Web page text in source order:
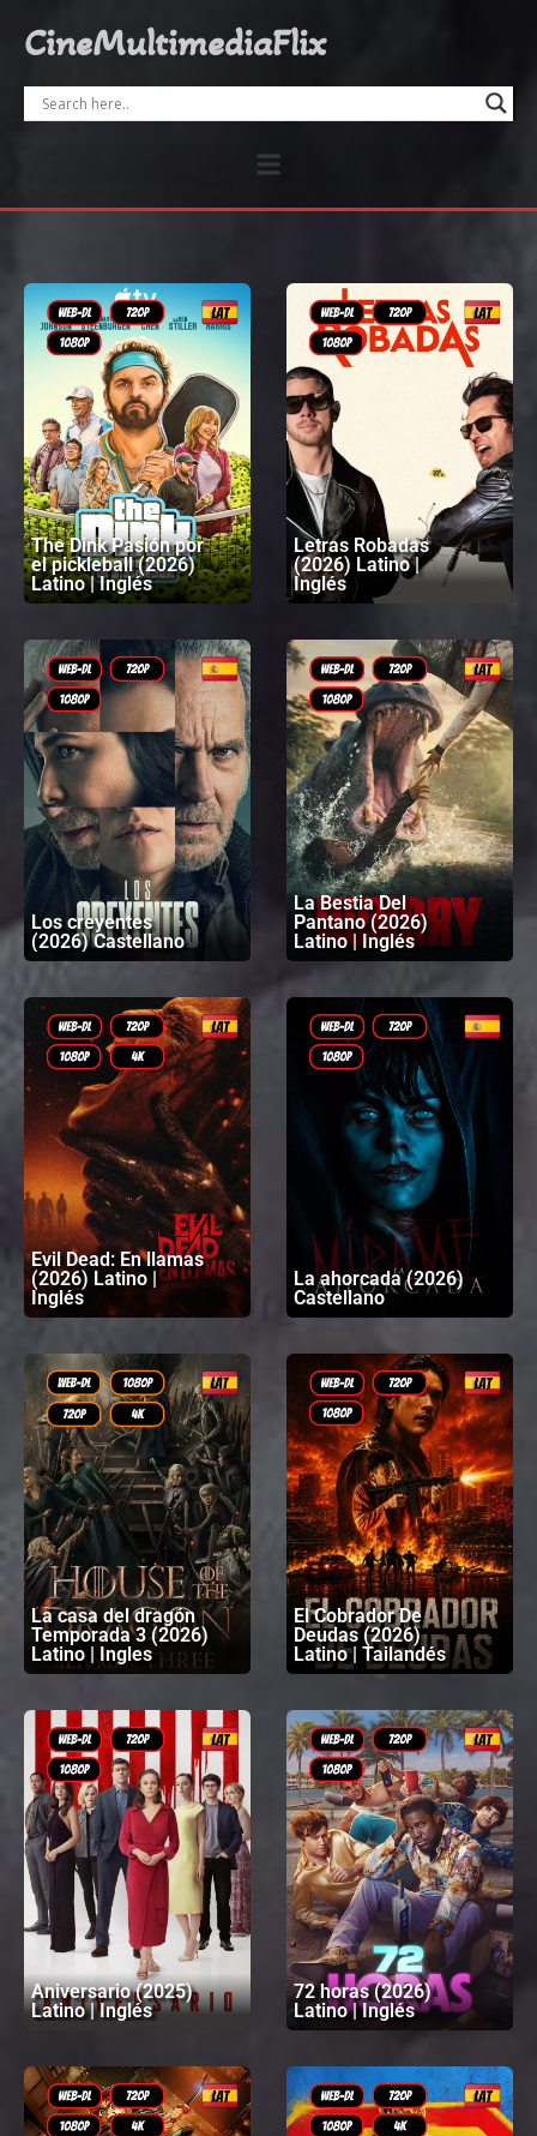
CineMultimediaFlix
The Dink Pasión por
el pickleball (2026)
Latino | Inglés
Letras Robadas
(2026) Latino |
Inglés
Los creyentes
(2026) Castellano
La Bestia Del
Pantano (2026)
Latino | Inglés
Evil Dead: En llamas
(2026) Latino |
Inglés
La ahorcada (2026)
Castellano
La casa del dragón
Temporada 3 (2026)
Latino | Ingles
El Cobrador De
Deudas (2026)
Latino | Tailandés
Aniversario (2025)
Latino | Inglés
72 horas (2026)
Latino | Inglés